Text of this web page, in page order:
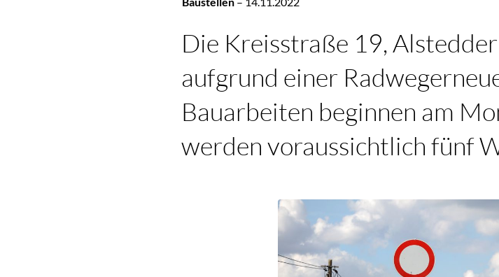
Die Kreisstraße 19,
aufgrund einer
Bauarbeiten beginnen am
werden voraussichtlich fünf